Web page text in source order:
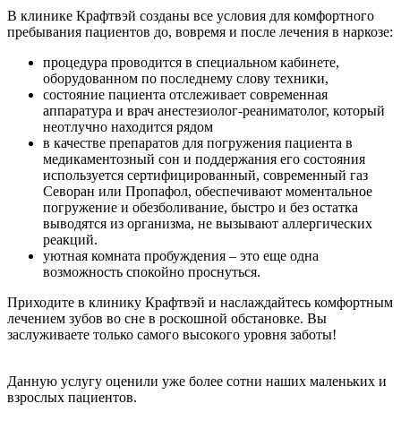
В клинике Крафтвэй созданы все условия для комфортного
пребывания пациентов до, вовремя и после лечения в наркозе:
процедура проводится в специальном кабинете,
оборудованном по последнему слову техники,
состояние пациента отслеживает современная
аппаратура и врач анестезиолог-реаниматолог, который
неотлучно находится рядом
в качестве препаратов для погружения пациента в
медикаментозный сон и поддержания его состояния
используется сертифицированный, современный газ
Севоран или Пропафол, обеспечивают моментальное
погружение и обезболивание, быстро и без остатка
выводятся из организма, не вызывают аллергических
реакций.
уютная комната пробуждения – это еще одна
возможность спокойно проснуться.
Приходите в клинику Крафтвэй и наслаждайтесь комфортным
лечением зубов во сне в роскошной обстановке. Вы
заслуживаете только самого высокого уровня заботы!
Данную услугу оценили уже более сотни наших маленьких и
взрослых пациентов.